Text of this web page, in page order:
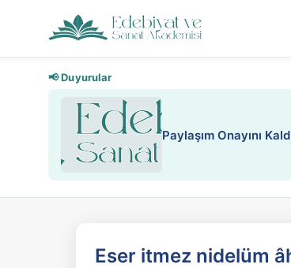
📢 Duyurular
Paylaşım Onayını
Eser itmez nidelüm